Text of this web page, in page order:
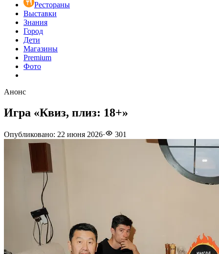
Рестораны
Выставки
Знания
Город
Дети
Магазины
Premium
Фото
Анонс
Игра «Квиз, плиз: 18+»
Опубликовано: 22 июня 2026· 301